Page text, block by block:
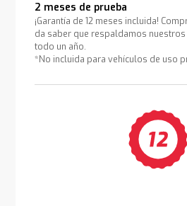
2 meses de prueba
¡Garantía de 12 meses incluida!
da saber que respaldamos
todo un año.
*No incluida para vehículos de uso